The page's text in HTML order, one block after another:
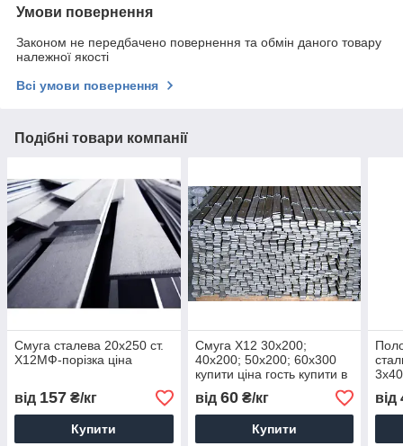
Умови повернення
Законом не передбачено повернення та обмін даного товару
належної якості
Всі умови повернення
Подібні товари компанії
Смуга сталева 20х250 ст.
Х12МФ-порізка ціна
від 157 ₴/кг
Купити
Смуга Х12 30х200;
40х200; 50х200; 60х300
купити ціна гость купити в
Запорожнення
від 60₴/кг
Купити
від